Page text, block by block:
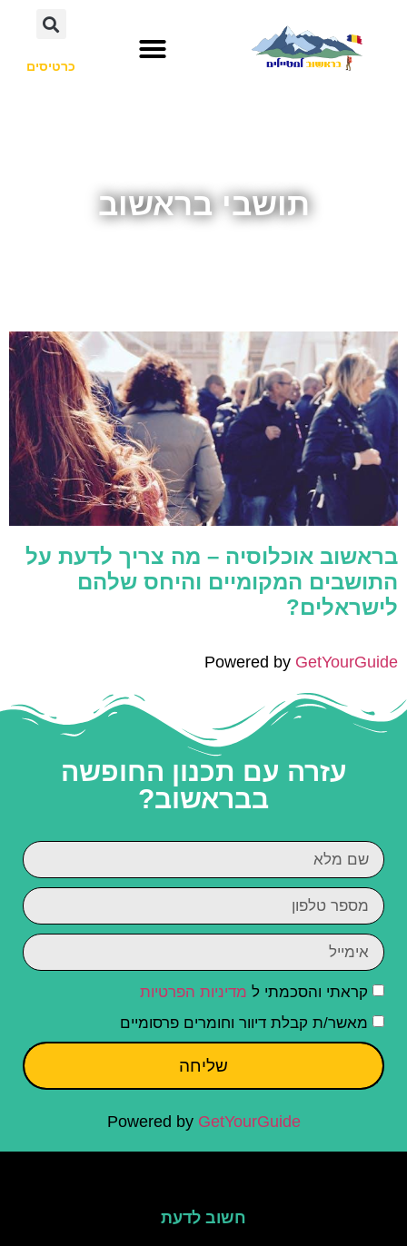
כרטיסים
תושבי בראשוב
בראשוב אוכלוסיה – מה צריך לדעת על
התושבים המקומיים והיחס שלהם
לישראלים?
Powered by GetYourGuide
עזרה עם תכנון החופשה
בבראשוב?
קראתי והסכמתי ל מדיניות הפרטיות
מאשר/ת קבלת דיוור וחומרים פרסומיים
שליחה
Powered by GetYourGuide
חשוב לדעת